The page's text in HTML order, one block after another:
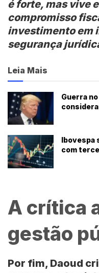
é forte, mas vive
compromisso
investimento em
segurança
Leia Mais
Guerra
Ibovespa
com
A crítica
gestão
Por fim, Daoud